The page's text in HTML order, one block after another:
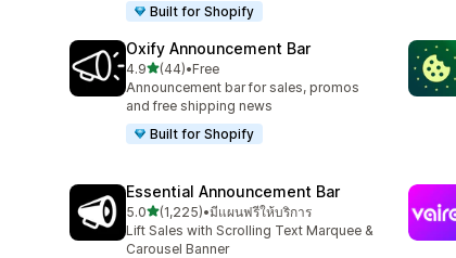
Built for Shopify
Oxify Announcement Bar
4.9เต็ม 5 ดาว
(44)
ทั้งหมด 44 รีวิว
•Free
Announcement bar for sales, promos
and free shipping news
Built for Shopify
Essential Announcement Bar
5.0เต็ม 5 ดาว
(1,225)
ทั้งหมด 1225 รีวิว
•มีแผนฟรีให้บริการ
Lift Sales with Scrolling Text Marquee &
Carousel Banner